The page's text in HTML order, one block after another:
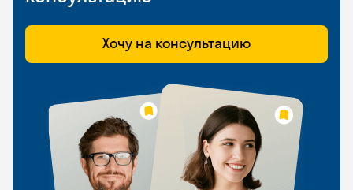
Хочу на консультацию